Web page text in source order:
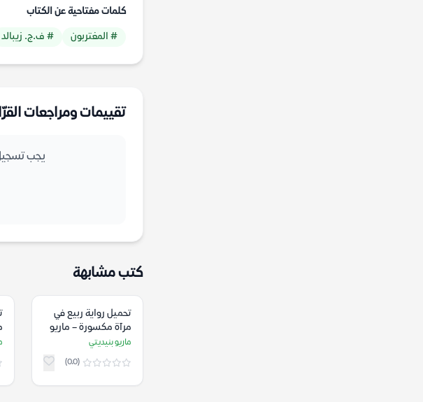
كلمات مفتاحية عن الكتاب
# المغتربون # ف.ج. زيبالد
تقييمات ومراجعات
يجب
كتب مشابهة
تحميل رواية ربيع في
مرآة مكسورة – ماريو
بنيديتي
ماريو بنيديتي
(0.0)